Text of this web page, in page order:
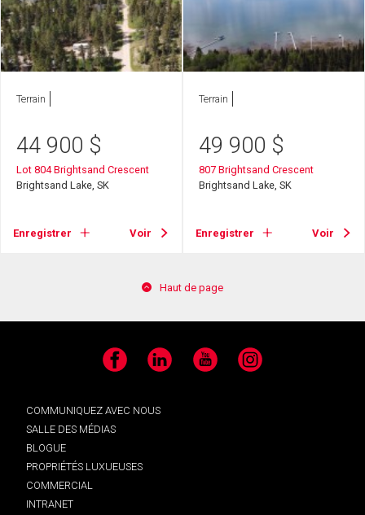
Terrain
44 900 $
Lot 804 Brightsand Crescent
Brightsand Lake, SK
Enregistrer Voir
Terrain
49 900 $
807 Brightsand Crescent
Brightsand Lake, SK
Enregistrer Voir
Haut de page
Facebook LinkedIn YouTube Instagram
COMMUNIQUEZ AVEC NOUS
SALLE DES MÉDIAS
BLOGUE
PROPRIÉTÉS LUXUEUSES
COMMERCIAL
INTRANET